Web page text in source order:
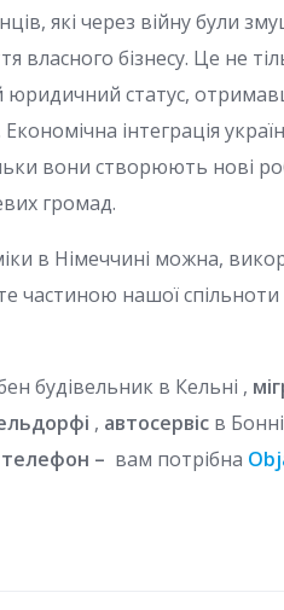
які через війну були
власного бізнесу. Це не
юридичний статус,
інтеграція
вони створюють нові
громад.
в Німеччині можна,
частиною нашої спільноти
будівельник в Кельні ,
, автосервіс в
– вам потрібна